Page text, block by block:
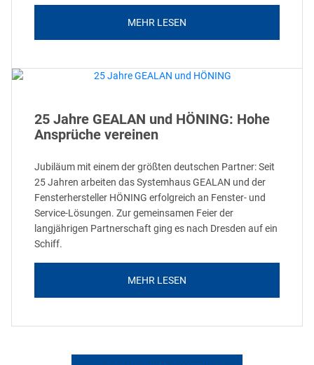
MEHR LESEN
25 Jahre GEALAN und HÖNING: Hohe
Ansprüche vereinen
Jubiläum mit einem der größten deutschen Partner: Seit
25 Jahren arbeiten das Systemhaus GEALAN und der
Fensterhersteller HÖNING erfolgreich an Fenster- und
Service-Lösungen. Zur gemeinsamen Feier der
langjährigen Partnerschaft ging es nach Dresden auf ein
Schiff.
MEHR LESEN